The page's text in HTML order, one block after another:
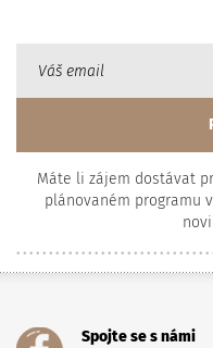
Máte li zájem dostávat
plánovaném programu
Spojte se s námi